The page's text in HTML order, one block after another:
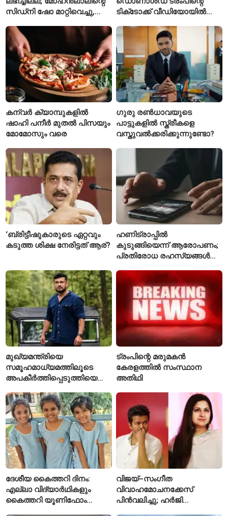
സിഡ്‌നി ഷോ മാറ്റിവെച്ചു,
ചോദിച്ച് താരം
ടിക്‌ടോക്ക് വീഡിയോയിൽ
‘August’ നീക്കം ചെയ്തു
കന്വർ ക്യാമ്പുകളിൽ
ഷാഹി പനീർ മുതൽ പിസയും
മോമോസും വരെ
ഗുരു രൺധാവയുടെ
പാട്ടുകളിൽ സ്ത്രീകളെ
വസ്തുവൽക്കരിക്കുന്നുണ്ടോ?
‘ബ്രിട്ടീഷുകാരുടെ ഏറ്റവും
കടുത്ത ശിക്ഷ നേരിട്ടത് ആര്?
ഹണിട്രാപ്പിൽ
കുടുങ്ങിയെന്ന് ആരോപണം;
പ്രതിരോധ രഹസ്യങ്ങൾ
വിങ് കമാൻഡർ അറസ്റ്റിൽ
മുഖ്യമന്ത്രിയെ
സമൂഹമാധ്യമത്തിലൂടെ
അപകീർത്തിപ്പെടുത്തിയെന്ന്
ആയങ്കിക്കെതിരെ പുതിയ
കേസ്
ട്രംപിന്റെ മരുമകൻ
കേരളത്തിൽ സംസ്ഥാന
അതിഥി
ദേശീയ കൈത്തറി ദിനം:
എല്ലാ വിദ്യാർഥികളും
കൈത്തറി യൂണിഫോം
വിജയ്–സംഗീത
വിവാഹമോചനക്കേസ്
പിൻവലിച്ചു; ഹർജി